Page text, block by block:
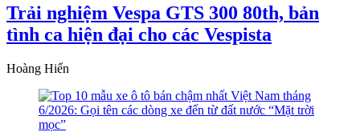
Trải nghiệm Vespa GTS 300 80th, bản
tình ca hiện đại cho các Vespista
Hoàng Hiển